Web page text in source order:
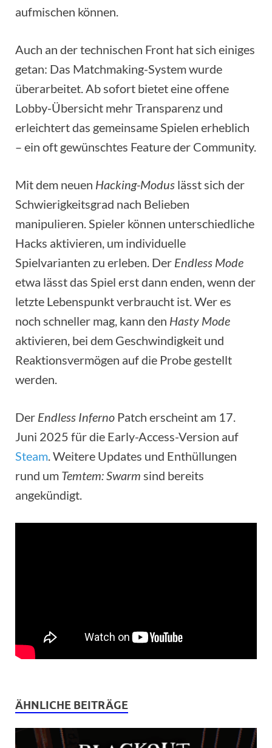
aufmischen können.
Auch an der technischen Front hat sich einiges
getan: Das Matchmaking-System wurde
überarbeitet. Ab sofort bietet eine offene
Lobby-Übersicht mehr Transparenz und
erleichtert das gemeinsame Spielen erheblich
– ein oft gewünschtes Feature der Community.
Mit dem neuen Hacking-Modus lässt sich der
Schwierigkeitsgrad nach Belieben
manipulieren. Spieler können unterschiedliche
Hacks aktivieren, um individuelle
Spielvarianten zu erleben. Der Endless Mode
etwa lässt das Spiel erst dann enden, wenn der
letzte Lebenspunkt verbraucht ist. Wer es
noch schneller mag, kann den Hasty Mode
aktivieren, bei dem Geschwindigkeit und
Reaktionsvermögen auf die Probe gestellt
werden.
Der Endless Inferno Patch erscheint am 17.
Juni 2025 für die Early-Access-Version auf
Steam. Weitere Updates und Enthüllungen
rund um Temtem: Swarm sind bereits
angekündigt.
ÄHNLICHE BEITRÄGE